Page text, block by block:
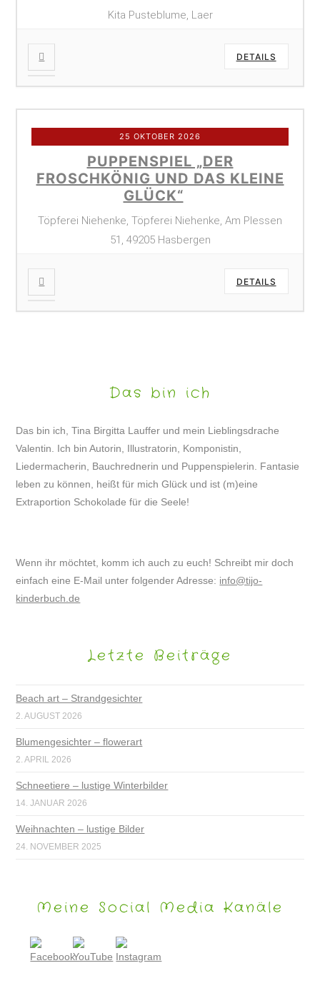
Kita Pusteblume, Laer
DETAILS
25 OKTOBER 2026
PUPPENSPIEL „DER
FROSCHKÖNIG UND DAS KLEINE
GLÜCK“
Töpferei Niehenke, Töpferei Niehenke, Am Plessen
51, 49205 Hasbergen
DETAILS
Das bin ich
Das bin ich, Tina Birgitta Lauffer und mein Lieblingsdrache
Valentin. Ich bin Autorin, Illustratorin, Komponistin,
Liedermacherin, Bauchrednerin und Puppenspielerin. Fantasie
leben zu können, heißt für mich Glück und ist (m)eine
Extraportion Schokolade für die Seele!
Wenn ihr möchtet, komm ich auch zu euch! Schreibt mir doch
einfach eine E-Mail unter folgender Adresse: info@tijo-
kinderbuch.de
Letzte Beiträge
Beach art – Strandgesichter
2. AUGUST 2026
Blumengesichter – flowerart
2. APRIL 2026
Schneetiere – lustige Winterbilder
14. JANUAR 2026
Weihnachten – lustige Bilder
24. NOVEMBER 2025
Meine Social Media Kanäle